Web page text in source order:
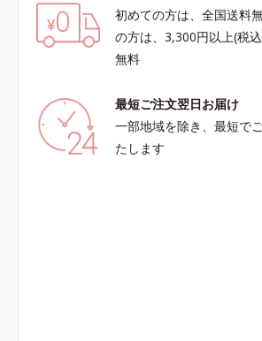
初めての方は、全国送料
の方は、3,300円以上(税
無料
最短ご注文翌日お届け
一部地域を除き、最短で
たします